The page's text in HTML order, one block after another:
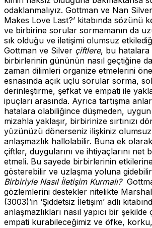
odaklanmalıyız. Gottman ve Nan Silver
Makes Love Last?’ kitabında sözünü
ve birbirine sorular sormamanın da
sık olduğu ve iletişimi olumsuz
Gottman ve Silver çiftlere, bu hatalara
birbirlerinin gününün nasıl geçtiğine
zaman dilimleri organize etmelerini
esnasında açık uçlu sorular sorma,
derinleştirme, şefkat ve empati ile
ipuçları arasında. Ayrıca tartışma
hatalara olabiliğince düşmeden,
mizahla yaklaşır, birbirinize sırtınızı
yüzünüzü dönerseniz ilişkiniz
anlaşmazlık hallolabilir. Buna ek
çiftler, duygularını ve ihtiyaçlarını net
etmeli. Bu sayede birbirlerinin
gösterebilir ve uzlaşma yoluna
Birbiriyle Nasıl İletişim Kurmalı?
gözlemlerini destekler nitelikte
(3003)’in ‘Şiddetsiz İletişim’ adlı
anlaşmazlıkları nasıl yapıcı bir
empati kurabileceğimiz ve öfke,